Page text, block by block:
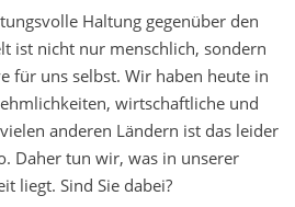
Haltung gegenüber den
ist nicht nur menschlich, sondern
für uns selbst. Wir haben heute in
wirtschaftliche und
anderen Ländern ist das leider
Daher tun wir, was in unserer
liegt. Sind Sie dabei?